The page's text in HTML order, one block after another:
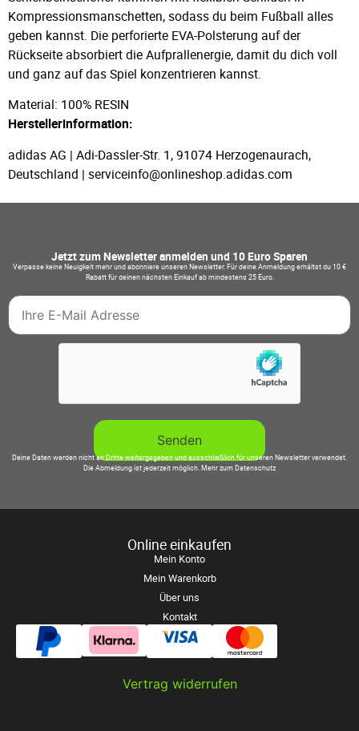
Kompressionsmanschetten, sodass du beim Fußball alles
geben kannst. Die perforierte EVA-Polsterung auf der
Rückseite absorbiert die Aufprallenergie, damit du dich voll
und ganz auf das Spiel konzentrieren kannst.
Material: 100% RESIN
Herstellerinformation:
adidas AG | Adi-Dassler-Str. 1, 91074 Herzogenaurach,
Deutschland | serviceinfo@onlineshop.adidas.com
Jetzt zum Newsletter anmelden und 10 Euro Sparen
Verpasse keine Neuigkeit mehr und abonniere unseren Newsletter. Für deine Anmeldung erhältst du 10 €
Rabatt für deinen nächsten Einkauf ab mindestens 25 Euro.
Deine Daten werden nicht an Dritte weitergegeben und ausschließlich für unseren Newsletter verwendet.
Die Abmeldung ist jederzeit möglich.Mehr zum Datenschutz
Online einkaufen
Mein Konto
Mein Warenkorb
Über uns
Kontakt
Vertrag widerrufen